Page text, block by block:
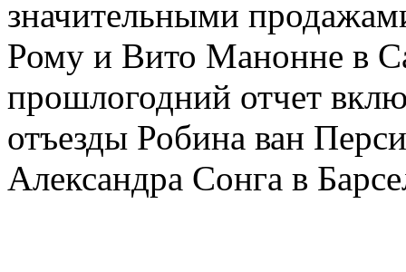
значительными
Рому и Вито Манонне в
прошлогодний отчет
отъезды Робина ван
Александра Сонга в